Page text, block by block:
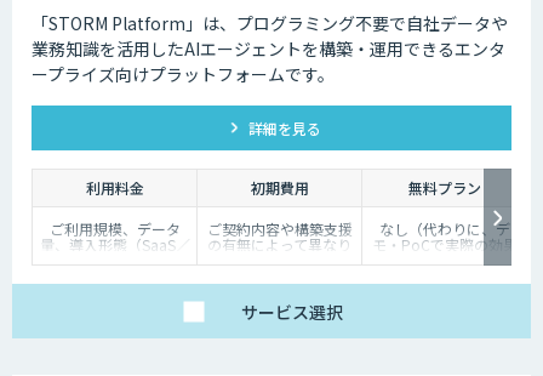
ト/1審査
「STORM Platform」は、プログラミング不要で自社データや
業務知識を活用したAIエージェントを構築・運用できるエンタ
ープライズ向けプラットフォームです。
詳細を見る
利用料金 初期費用
無料プラン
ご利用規模、データ
量、導入形態（SaaS／
オンプレミス等）に応
ご契約内容や構築支援
の有無によって異なり
ます。詳しくはご相談
なし（代わりに、デ
モ・PoCで実際の効果
を体験いただけます）
サービス選択